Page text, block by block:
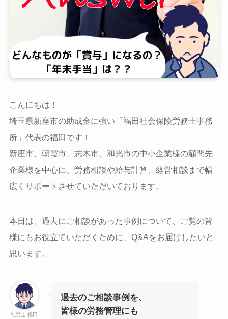
こんにちは！
埼玉県新座市の助成金に強い「福田社会保険労務士事務
所」代表の福田です！
新座市、朝霞市、志木市、和光市の中小企業様の顧問先
企業様を中心に、労務相談や給与計算、経営相談まで幅
広くサポートさせていただいております。
本日は、過去にご相談があった事例について、ご覧の皆
様にもお役立ていただくために、Q&Aをお届けしたいと
思います。
社労士 福田
過去のご相談事例を、
皆様の労務管理にも